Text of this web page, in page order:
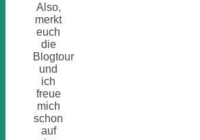
Also,
merkt
euch
die
Blogtour
und
ich
freue
mich
schon
auf